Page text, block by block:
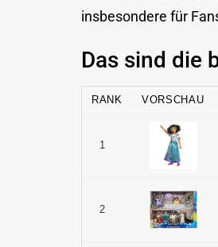
insbesondere für
Das sind die
RANK VORSCHAU
1
2